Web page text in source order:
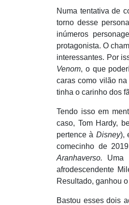
Numa tentativa de
torno desse
inúmeros
protagonista. O
interessantes. Por
Venom, o que
caras como vilão
tinha o carinho dos
Tendo isso em
caso, Tom Hardy,
pertence à Disney),
comecinho de
Aranhaverso. Uma
afrodescendente
Resultado, ganhou
Bastou esses dois